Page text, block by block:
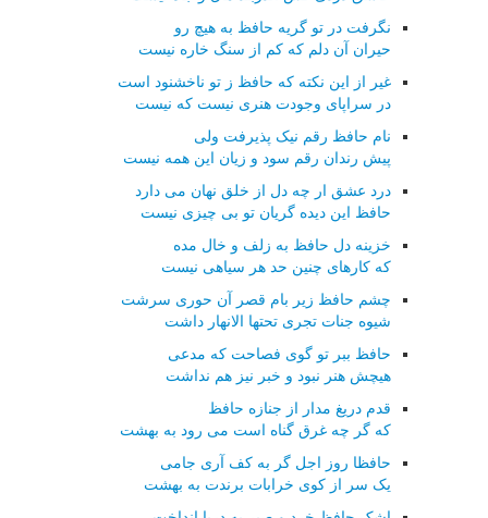
نگرفت در تو گریه حافظ به هیچ رو
حیران آن دلم که کم از سنگ خاره نیست
غیر از این نکته که حافظ ز تو ناخشنود است
در سراپای وجودت هنری نیست که نیست
نام حافظ رقم نیک پذیرفت ولی
پیش رندان رقم سود و زیان این همه نیست
درد عشق ار چه دل از خلق نهان می دارد
حافظ این دیده گریان تو بی چیزی نیست
خزینه دل حافظ به زلف و خال مده
که کارهای چنین حد هر سیاهی نیست
چشم حافظ زیر بام قصر آن حوری سرشت
شیوه جنات تجری تحتها الانهار داشت
حافظ ببر تو گوی فصاحت که مدعی
هیچش هنر نبود و خبر نیز هم نداشت
قدم دریغ مدار از جنازه حافظ
که گر چه غرق گناه است می رود به بهشت
حافظا روز اجل گر به کف آری جامی
یک سر از کوی خرابات برندت به بهشت